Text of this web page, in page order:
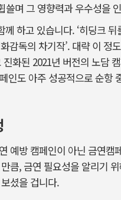
며 그 영향력과 우수성을
하고 있습니다. ‘히딩크 뒤
감독의 차기작’. 대략 이
화된 2021년 버전의 노담
인도 아주 성공적으로 순항
예방 캠페인이 아닌 금연캠
큼, 금연 필요성을 알리기
셨을 겁니다.